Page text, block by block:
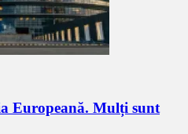
Europeană. Mulți sunt